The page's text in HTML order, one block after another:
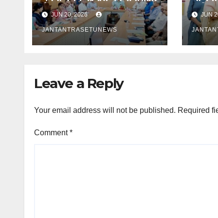
बैठक सम्पन्न
JUN 20, 2026
JANTANTRASETUNEWS
कुकिंग
JUN
Leave a Reply
Your email address will not be published. Required
Comment*